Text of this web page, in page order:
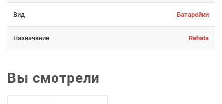
Вид Батарейки
Назначание Rehata
Вы смотрели